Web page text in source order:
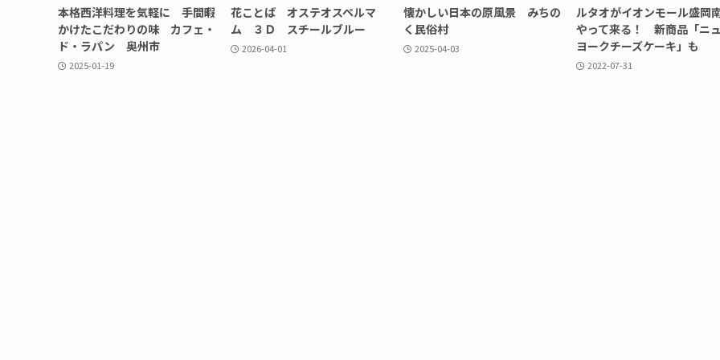
本格西洋料理を気軽に 手間暇
かけたこだわりの味 カフェ・
ド・ラパン 奥州市
2025-01-19
花ことば オステオスペルマ
ム ３Ｄ スチールブルー
2026-04-01
懐かしい日本の原風景 みちの
く民俗村
2025-04-03
ルタオがイオンモール盛岡
やって来る！ 新商品「ニ
ヨークチーズケーキ」も
2022-07-31